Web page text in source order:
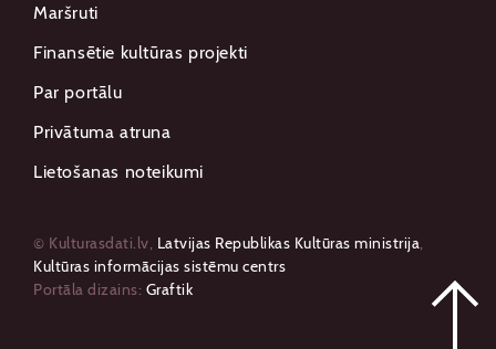
Maršruti
Finansētie kultūras projekti
Par portālu
Privātuma atruna
Lietošanas noteikumi
© Kulturasdati.lv, Latvijas Republikas Kultūras ministrija,
Kultūras informācijas sistēmu centrs
Portāla dizains: Graftik